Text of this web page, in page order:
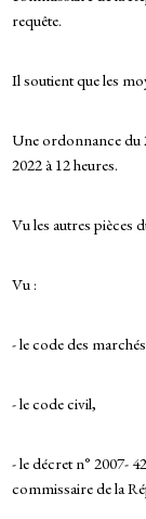
requête.
Il soutient que les
Une ordonnance du
2022 à 12 heures.
Vu les autres pièces
Vu :
- le code des
- le code civil,
- le décret n° 2007-
commissaire de la